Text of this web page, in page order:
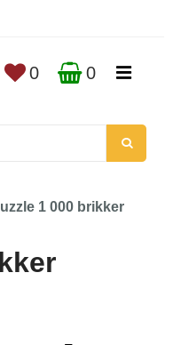
0 0
1 000 brikker